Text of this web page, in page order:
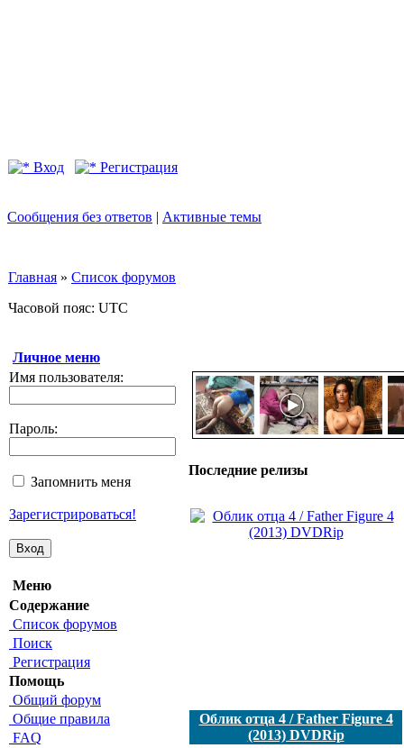
Вход Регистрация
Сообщения без ответов | Активные темы
Главная » Список форумов
Часовой пояс: UTC
Личное меню
Имя пользователя:
Пароль:
Запомнить меня
Зарегистрироваться!
Меню
Содержание
Список форумов
Поиск
Регистрация
Помощь
Общий форум
Общие правила
FAQ
Последние релизы
Облик отца 4 / Father Figure 4
(2013) DVDRip